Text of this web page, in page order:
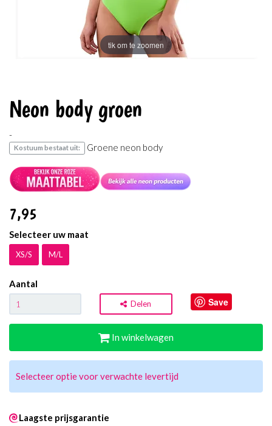
tik om te zoomen
Neon body groen
-
Kostuum bestaat uit: Groene neon body
7,95
Selecteer uw maat
XS/S M/L
Aantal
Delen Save
In winkelwagen
Selecteer optie voor verwachte levertijd
Laagste prijsgarantie